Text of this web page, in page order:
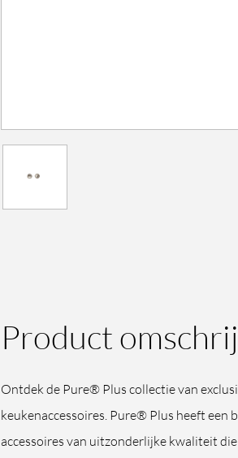
Product
Ontdek de Pure® Plus collectie van
keukenaccessoires. Pure® Plus heeft een
accessoires van uitzonderlijke kwaliteit